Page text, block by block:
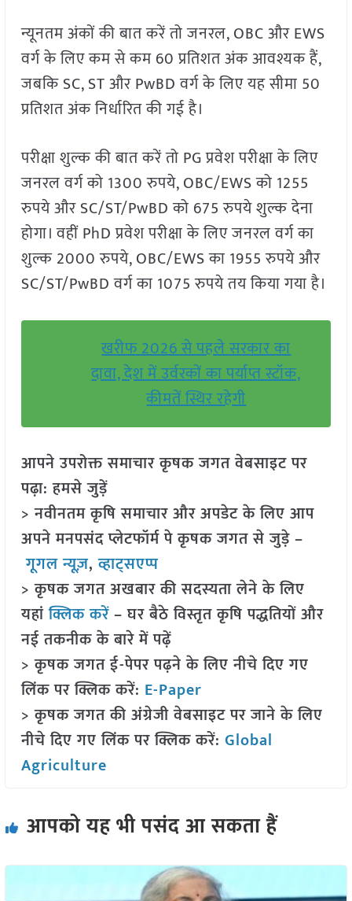
न्यूनतम अंकों की बात करें तो जनरल, OBC और EWS
वर्ग के लिए कम से कम 60 प्रतिशत अंक आवश्यक हैं,
जबकि SC, ST और PwBD वर्ग के लिए यह सीमा 50
प्रतिशत अंक निर्धारित की गई है।
परीक्षा शुल्क की बात करें तो PG प्रवेश परीक्षा के लिए
जनरल वर्ग को 1300 रुपये, OBC/EWS को 1255
रुपये और SC/ST/PwBD को 675 रुपये शुल्क देना
होगा। वहीं PhD प्रवेश परीक्षा के लिए जनरल वर्ग का
शुल्क 2000 रुपये, OBC/EWS का 1955 रुपये और
SC/ST/PwBD वर्ग का 1075 रुपये तय किया गया है।
खरीफ 2026 से पहले सरकार का
दावा, देश में उर्वरकों का पर्याप्त स्टॉक,
कीमतें स्थिर रहेगी
आपने उपरोक्त समाचार कृषक जगत वेबसाइट पर
पढ़ा: हमसे जुड़ें
> नवीनतम कृषि समाचार और अपडेट के लिए आप
अपने मनपसंद प्लेटफॉर्म पे कृषक जगत से जुड़े –
गूगल न्यूज़,व्हाट्सएप्प
> कृषक जगत अखबार की सदस्यता लेने के लिए
यहांक्लिक करें– घर बैठे विस्तृत कृषि पद्धतियों और
नई तकनीक के बारे में पढ़ें
> कृषक जगत ई-पेपर पढ़ने के लिए नीचे दिए गए
लिंक पर क्लिक करें: E-Paper
> कृषक जगत की अंग्रेजी वेबसाइट पर जाने के लिए
नीचे दिए गए लिंक पर क्लिक करें: Global
Agriculture
आपको यह भी पसंद आ सकता हैं